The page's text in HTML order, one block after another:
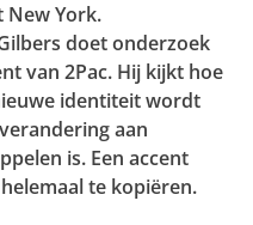
York.
doet onderzoek
van 2Pac. Hij kijkt hoe
identiteit wordt
aan
is. Een accent
te kopiëren.